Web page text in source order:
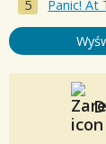
Panic! At